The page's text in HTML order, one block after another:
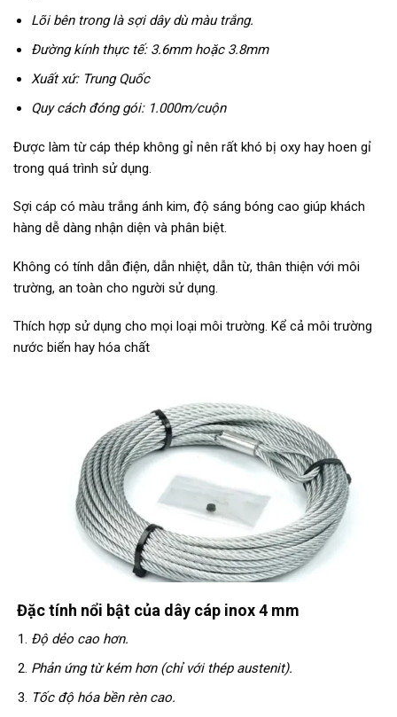
Lõi bên trong là sợi dây dù màu trắng.
Đường kính thực tế: 3.6mm hoặc 3.8mm
Xuất xứ: Trung Quốc
Quy cách đóng gói: 1.000m/cuộn
Được làm từ cáp thép không gỉ nên rất khó bị oxy hay hoen gỉ
trong quá trình sử dụng.
Sợi cáp có màu trắng ánh kim, độ sáng bóng cao giúp khách
hàng dễ dàng nhận diện và phân biệt.
Không có tính dẫn điện, dẫn nhiệt, dẫn từ, thân thiện với môi
trường, an toàn cho người sử dụng.
Thích hợp sử dụng cho mọi loại môi trường. Kể cả môi trường
nước biển hay hóa chất
Đặc tính nổi bật của dây cáp inox 4 mm
Độ dẻo cao hơn.
Phản ứng từ kém hơn (chỉ với thép austenit).
Tốc độ hóa bền rèn cao.